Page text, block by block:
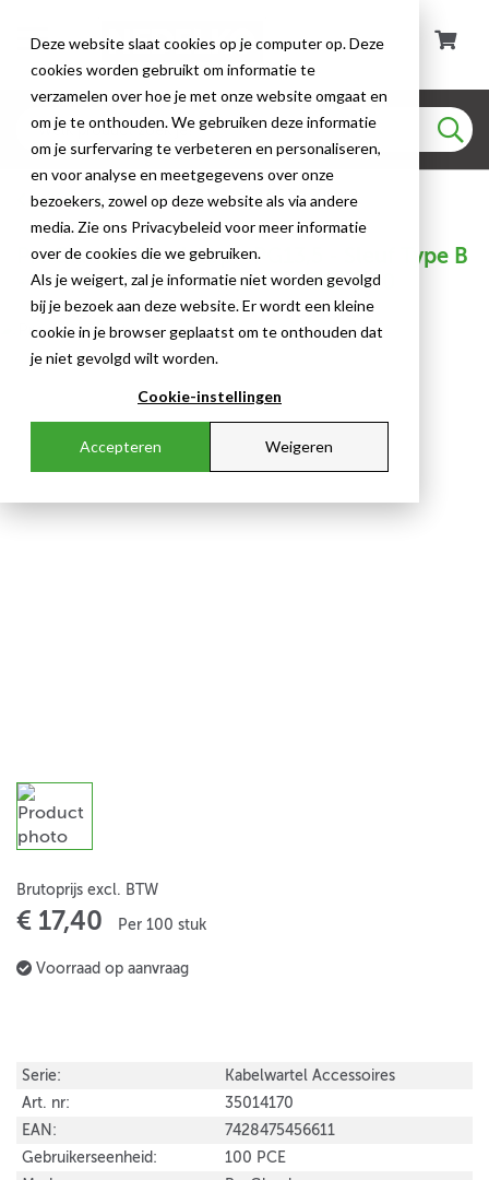
Deze website slaat cookies op je computer op. Deze
cookies worden gebruikt om informatie te
verzamelen over hoe je met onze website omgaat en
om je te onthouden. We gebruiken deze informatie
om je surfervaring te verbeteren en personaliseren,
en voor analyse en meetgegevens over onze
bezoekers, zowel op deze website als via andere
media. Zie ons Privacybeleid voor meer informatie
over de cookies die we gebruiken.
Als je weigert, zal je informatie niet worden gevolgd
bij je bezoek aan deze website. Er wordt een kleine
cookie in je browser geplaatst om te onthouden dat
je niet gevolgd wilt worden.
Cookie-instellingen
Accepteren Weigeren
Kabelwartel Accessoires
ProGland - Blindstop - PG13,5 - Sleuf Type B
- PA - RAL7035 - VPE 100 - 35014170
Serie:
Kabelwartel Accessoires
Art. nr:
35014170
EAN:
7428475456611
Gebruikerseenheid:
100 PCE
Brutoprijs excl. BTW
€ 17,40 Per 100 stuk
Voorraad op aanvraag